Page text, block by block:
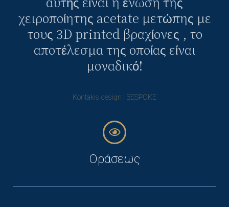
χειροποίητης acetate μετώπης με
τους 3D printed βραχίονες , το
αποτέλεσμα της οποίας είναι
μοναδικό!
Kontakis design | BESPOKE
Οράσεως